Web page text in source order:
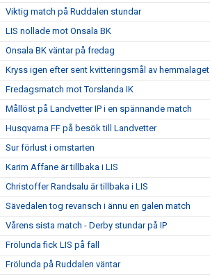
Viktig match på Ruddalen stundar
LIS nollade mot Onsala BK
Onsala BK väntar på fredag
Kryss igen efter sent kvitteringsmål av hemmalaget
Fredagsmatch mot Torslanda IK
Mållöst på Landvetter IP i en spännande match
Husqvarna FF på besök till Landvetter
Sur förlust i omstarten
Karim Affane är tillbaka i LIS
Christoffer Randsalu är tillbaka i LIS
Sävedalen tog revansch i ännu en galen match
Vårens sista match - Derby stundar på IP
Frölunda fick LIS på fall
Frölunda på Ruddalen väntar